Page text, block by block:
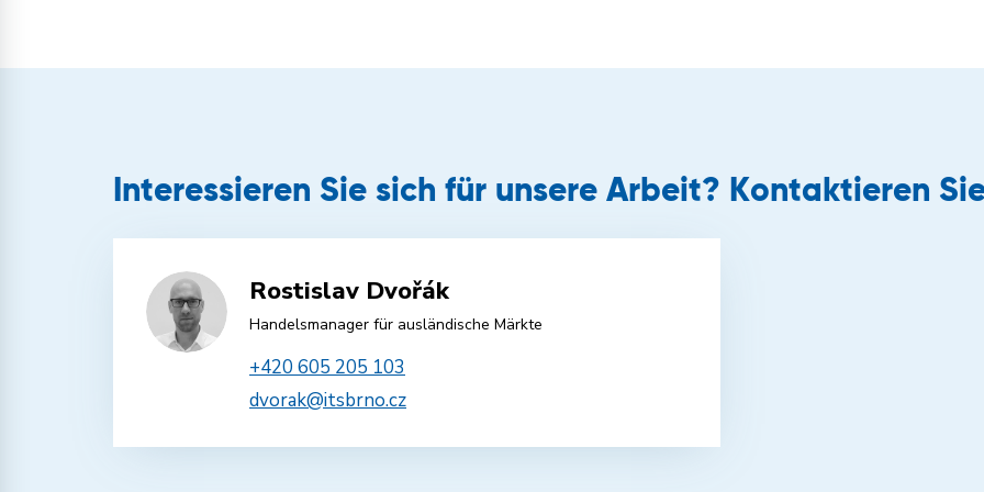
Interessieren Sie sich für unsere Arbeit? Kontaktieren
Rostislav Dvořák
Handelsmanager für ausländische Märkte
+420 605 205 103
dvorak@itsbrno.cz